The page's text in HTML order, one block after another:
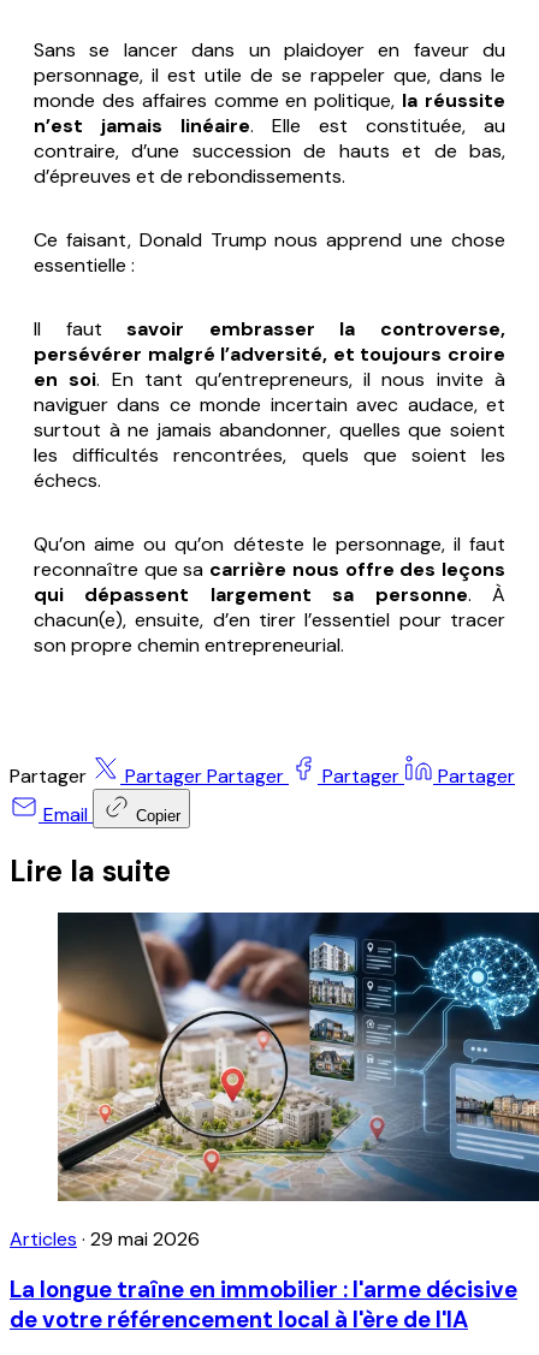
Sans se lancer dans un plaidoyer en faveur du
personnage, il est utile de se rappeler que, dans le
monde des affaires comme en politique, la réussite
n’est jamais linéaire. Elle est constituée, au
contraire, d’une succession de hauts et de bas,
d’épreuves et de rebondissements.
Ce faisant, Donald Trump nous apprend une chose
essentielle :
Il fautsavoir embrasser la controverse,
persévérer malgré l’adversité, et toujours croire
en soi. En tant qu’entrepreneurs, il nous invite à
naviguer dans ce monde incertain avec audace, et
surtout à ne jamais abandonner, quelles que soient
les difficultés rencontrées, quels que soient les
échecs.
Qu’on aime ou qu’on déteste le personnage, il faut
reconnaître que sa carrière nous offre des leçons
qui dépassent largement sa personne. À
chacun(e), ensuite, d’en tirer l’essentiel pour tracer
son propre chemin entrepreneurial.
Partager PartagerPartager Partager
Partager
Email
Copier
Lire la suite
Articles · 29 mai 2026
La longue traîne en immobilier : l'arme décisive
de votre référencement local à l'ère de l'IA